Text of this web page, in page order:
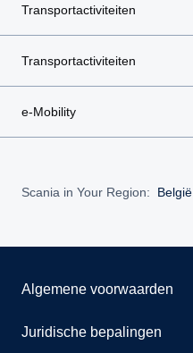
Transportactiviteiten
Transportactiviteiten
e-Mobility
Scania in Your Region: België
Algemene voorwaarden
Juridische bepalingen